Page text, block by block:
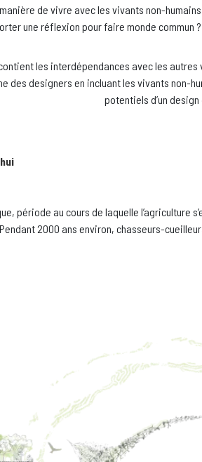
de vivre avec les vivants non-
une réflexion pour faire monde
les interdépendances avec les
designers en incluant les vivants non-
potentiels d’un design
période au cours de laquelle
2000 ans environ, chasseurs-